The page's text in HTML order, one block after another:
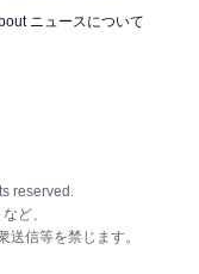
ニュースについて
reserved.
ど、
信等を禁じます。